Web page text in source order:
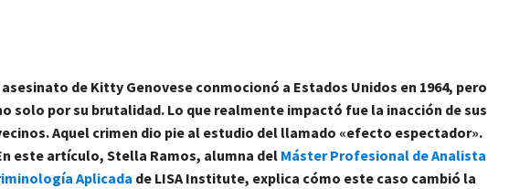
de Kitty Genovese conmocionó a Estados Unidos en 1964, pero
solo por su brutalidad. Lo que realmente impactó fue la inacción de sus
Aquel crimen dio pie al estudio del llamado «efecto espectador».
este artículo, Stella Ramos, alumna delMáster Profesional de Analista
Aplicada de LISA Institute, explica cómo este caso cambió la